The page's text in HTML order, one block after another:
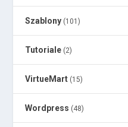
Szablony (101)
Tutoriale (2)
VirtueMart (15)
Wordpress (48)